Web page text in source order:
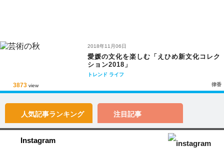
3873 view
2018年11月06日
愛媛の文化を楽しむ「えひめ新文化コレク
ション2018」
トレンド ライフ
律香
人気記事ランキング 注目記事
Instagram